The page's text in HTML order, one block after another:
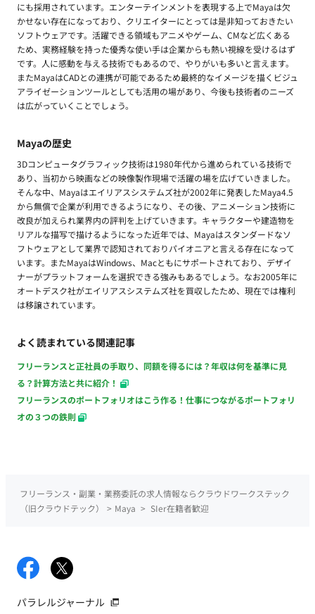
にも採用されています。エンターテインメントを表現する上でMayaは欠
かせない存在になっており、クリエイターにとっては是非知っておきたい
ソフトウェアです。活躍できる領域もアニメやゲーム、CMなど広くある
ため、実務経験を持った優秀な使い手は企業からも熱い視線を受けるはず
です。人に感動を与える技術でもあるので、やりがいも多いと言えます。
またMayaはCADとの連携が可能であるため最終的なイメージを描くビジュ
アライゼーションツールとしても活用の場があり、今後も技術者のニーズ
は広がっていくことでしょう。
Mayaの歴史
3Dコンピュータグラフィック技術は1980年代から進められている技術で
あり、当初から映画などの映像製作現場で活躍の場を広げていきました。
そんな中、Mayaはエイリアスシステムズ社が2002年に発表したMaya4.5
から無償で企業が利用できるようになり、その後、アニメーション技術に
改良が加えられ業界内の評判を上げていきます。キャラクターや建造物を
リアルな描写で描けるようになった近年では、Mayaはスタンダードなソ
フトウェアとして業界で認知されておりパイオニアと言える存在になって
います。またMayaはWindows、Macともにサポートされており、デザイ
ナーがプラットフォームを選択できる強みもあるでしょう。なお2005年に
オートデスク社がエイリアスシステムズ社を買収したため、現在では権利
は移譲されています。
よく読まれている関連記事
フリーランスと正社員の手取り、同額を得るには？年収は何を基準に見
る？計算方法と共に紹介！
フリーランスのポートフォリオはこう作る！仕事につながるポートフォリ
オの３つの鉄則
フリーランス・副業・業務委託の求人情報ならクラウドワークステック
（旧クラウドテック）
> Maya > SIer在籍者歓迎
パラレルジャーナル